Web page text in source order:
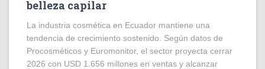
belleza capilar
La industria cosmética en Ecuador mantiene una
tendencia de crecimiento sostenido. Según datos de
Procosméticos y Euromonitor, el sector proyecta cerrar
2026 con USD 1.656 millones en ventas y alcanzar